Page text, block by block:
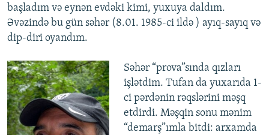
başladım və eynən evdəki kimi, yuxuya daldım.
Əvəzində bu gün səhər (8.01. 1985-ci ildə ) ayıq-sayıq və
dip-diri oyandım.
Səhər “prova”sında qızları
işlətdim. Tufan da yuxarıda 1-
ci pərdənin rəqslərini məşq
etdirdi. Məşqin sonu mənim
“demarş”ımla bitdi: arxamda